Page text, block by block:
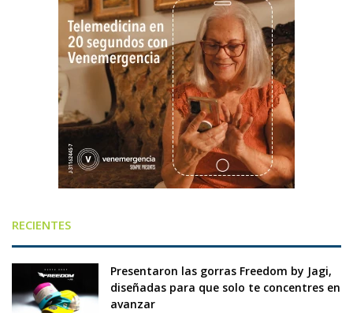
RECIENTES
Presentaron las gorras Freedom by Jagi,
diseñadas para que solo te concentres en
avanzar